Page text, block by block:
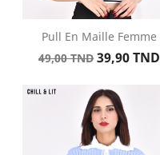
Pull En Maille Femme
Prix
base
49,00 TND Prix
39,90 TND